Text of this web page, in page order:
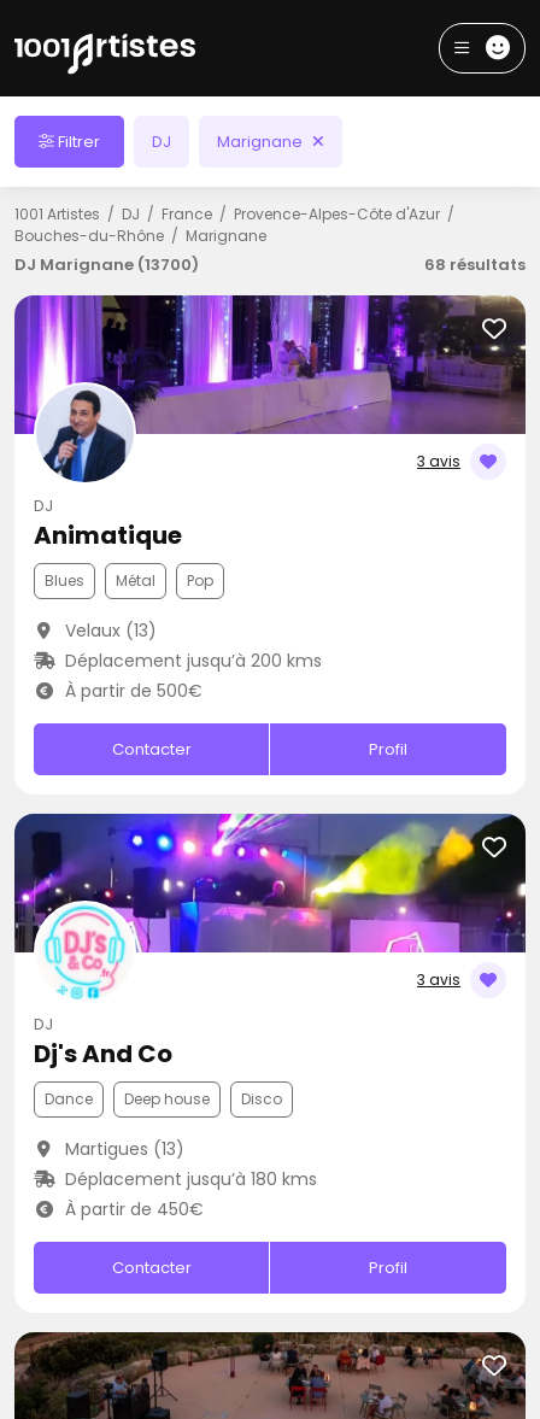
Filtrer DJ Marignane
1001 Artistes DJ France
Provence-Alpes-Côte d'Azur
Bouches-du-Rhône
Marignane
DJ Marignane (13700) 68 résultats
3 avis
DJ
Animatique
Blues Métal Pop
Velaux (13)
Déplacement jusqu’à 200 kms
À partir de 500€
Contacter Profil
3 avis
DJ
Dj's And Co
Dance Deep house Disco
Martigues (13)
Déplacement jusqu’à 180 kms
À partir de 450€
Contacter Profil